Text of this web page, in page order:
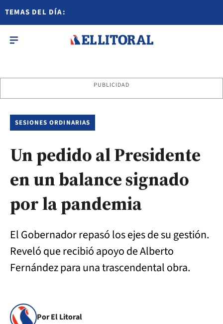
TEMAS DEL DÍA:
PUBLICIDAD
SESIONES ORDINARIAS
Un pedido al Presidente
en un balance signado
por la pandemia
El Gobernador repasó los ejes de su gestión.
Reveló que recibió apoyo de Alberto
Fernández para una trascendental obra.
Por El Litoral